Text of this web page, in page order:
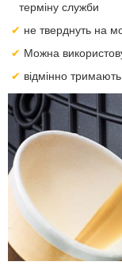
терміну служби
не тверднуть на
Можна
відмінно